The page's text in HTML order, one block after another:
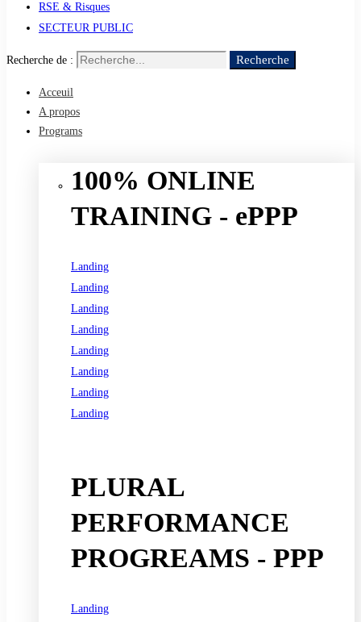
RSE & Risques
SECTEUR PUBLIC
Recherche de : Recherche
Acceuil
A propos
Programs
100% ONLINE
TRAINING - ePPP
Landing
Landing
Landing
Landing
Landing
Landing
Landing
Landing
PLURAL
PERFORMANCE
PROGREAMS - PPP
Landing